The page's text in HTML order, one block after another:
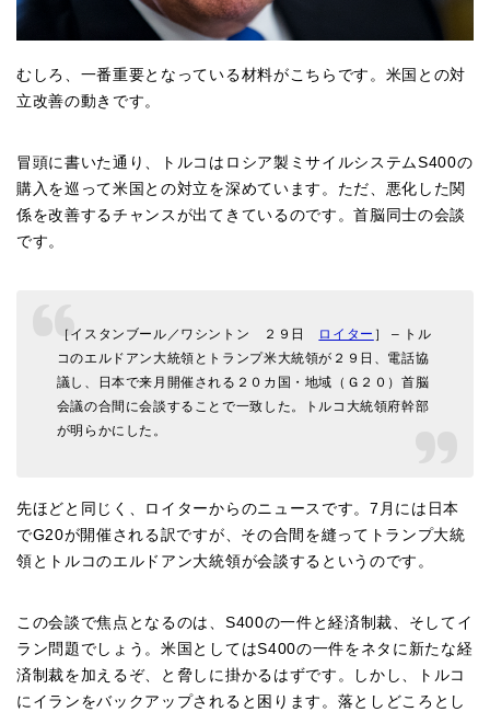
むしろ、一番重要となっている材料がこちらです。米国との対
立改善の動きです。
冒頭に書いた通り、トルコはロシア製ミサイルシステムS400の
購入を巡って米国との対立を深めています。ただ、悪化した関
係を改善するチャンスが出てきているのです。首脳同士の会談
です。
［イスタンブール／ワシントン ２９日 ロイター ］ – トル
コのエルドアン大統領とトランプ米大統領が２９日、電話協
議し、日本で来月開催される２０カ国・地域（Ｇ２０）首脳
会議の合間に会談することで一致した。トルコ大統領府幹部
が明らかにした。
先ほどと同じく、ロイターからのニュースです。7月には日本
でG20が開催される訳ですが、その合間を縫ってトランプ大統
領とトルコのエルドアン大統領が会談するというのです。
この会談で焦点となるのは、S400の一件と経済制裁、そしてイ
ラン問題でしょう。米国としてはS400の一件をネタに新たな経
済制裁を加えるぞ、と脅しに掛かるはずです。しかし、トルコ
にイランをバックアップされると困ります。落としどころとし